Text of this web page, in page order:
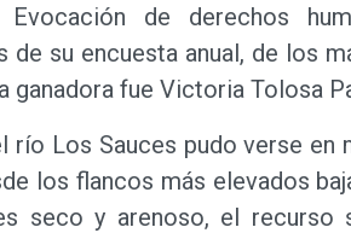
de derechos
su encuesta anual, de los
ganadora fue Victoria Tolosa
río Los Sauces pudo verse en
los flancos más elevados
seco y arenoso, el recurso